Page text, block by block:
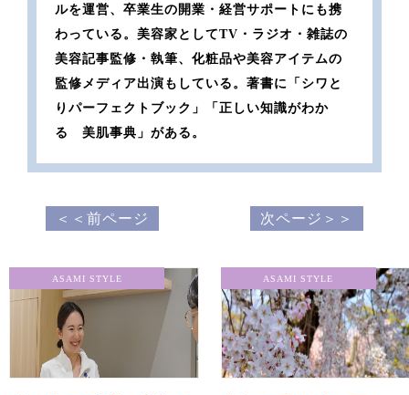
ルを運営、卒業生の開業・経営サポートにも携
わっている。美容家としてTV・ラジオ・雑誌の
美容記事監修・執筆、化粧品や美容アイテムの
監修メディア出演もしている。著書に「シワと
りパーフェクトブック」「正しい知識がわか
る 美肌事典」がある。
＜＜前ページ 次ページ＞＞
ASAMI STYLE ASAMI STYLE